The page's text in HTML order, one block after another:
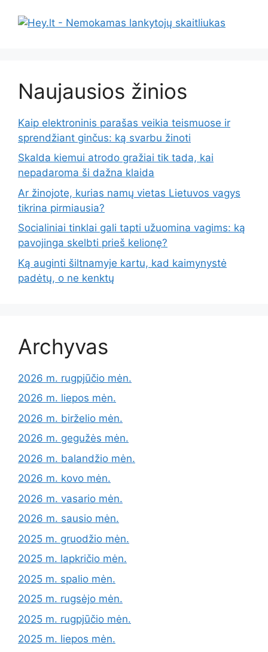
Naujausios žinios
Kaip elektroninis parašas veikia teismuose ir
sprendžiant ginčus: ką svarbu žinoti
Skalda kiemui atrodo gražiai tik tada, kai
nepadaroma ši dažna klaida
Ar žinojote, kurias namų vietas Lietuvos vagys
tikrina pirmiausia?
Socialiniai tinklai gali tapti užuomina vagims: ką
pavojinga skelbti prieš kelionę?
Ką auginti šiltnamyje kartu, kad kaimynystė
padėtų, o ne kenktų
Archyvas
2026 m. rugpjūčio mėn.
2026 m. liepos mėn.
2026 m. birželio mėn.
2026 m. gegužės mėn.
2026 m. balandžio mėn.
2026 m. kovo mėn.
2026 m. vasario mėn.
2026 m. sausio mėn.
2025 m. gruodžio mėn.
2025 m. lapkričio mėn.
2025 m. spalio mėn.
2025 m. rugsėjo mėn.
2025 m. rugpjūčio mėn.
2025 m. liepos mėn.